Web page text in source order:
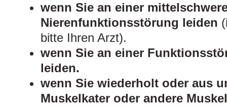
wenn Sie an einer
Nierenfunktionsstörung leiden
bitte Ihren Arzt).
wenn Sie an einer
leiden.
wenn Sie wiederholt oder aus
Muskelkater oder andere